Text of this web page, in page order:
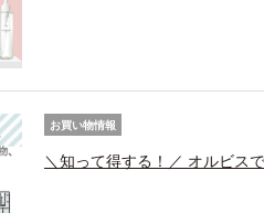
お買い物情報
＼知って得する！／ オルビス